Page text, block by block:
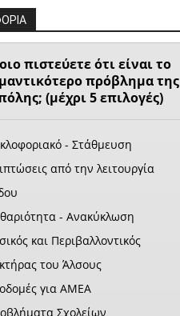
πιστεύετε ότι είναι το
πρόβλημα της
(μέχρι 5 επιλογές)
- Στάθμευση
από την λειτουργία
- Ανακύκλωση
και Περιβαλλοντικός
του Άλσους
για ΑΜΕΑ
Σχολείων